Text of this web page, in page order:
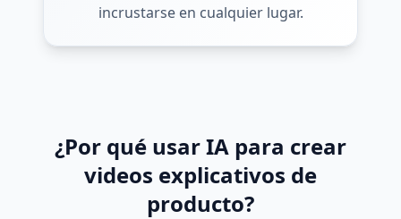
incrustarse en cualquier lugar.
¿Por qué usar IA para crear
videos explicativos de
producto?